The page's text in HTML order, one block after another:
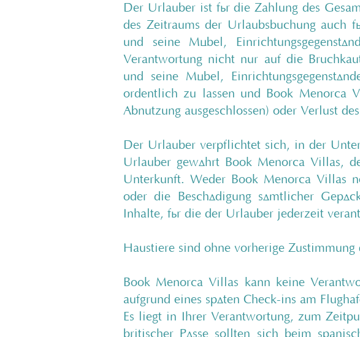
Der Urlauber ist für die Zahlung des
des Zeitraums der Urlaubsbuchung auch
und seine Möbel,
Verantwortung nicht nur auf die
und seine Möbel,
ordentlich zu lassen und Book Menorca
Abnutzung ausgeschlossen) oder Verlust
Der Urlauber verpflichtet sich, in der
Urlauber gewährt Book Menorca Villas,
Unterkunft. Weder Book Menorca Villas
oder die Beschädigung sämtlicher
Inhalte, für die der Urlauber jederzeit
Haustiere sind ohne vorherige Zustimmung
Book Menorca Villas kann keine
aufgrund eines späten Check-ins am
Es liegt in Ihrer Verantwortung, zum
britischer Pässe sollten sich beim